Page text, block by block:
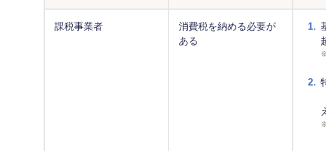
課税事業者
消費税を納める必要が
ある
1.
2.